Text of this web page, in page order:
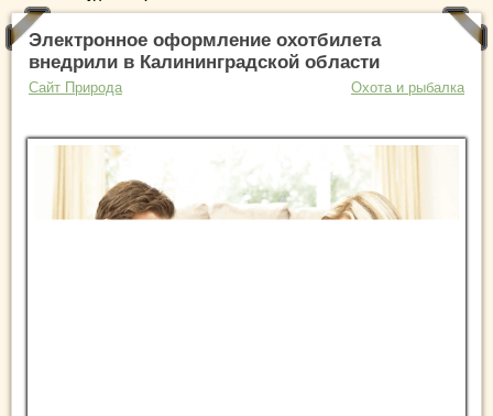
Электронное оформление охотбилета
внедрили в Калининградской области
Сайт Природа Охота и рыбалка